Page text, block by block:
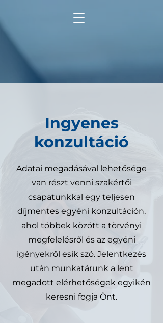
Ingyenes
konzultáció
Adatai megadásával lehetősége
van részt venni szakértői
csapatunkkal egy teljesen
díjmentes egyéni konzultáción,
ahol többek között a törvényi
megfelelésről és az egyéni
igényekről esik szó. Jelentkezés
után munkatárunk a lent
megadott elérhetőségek egyikén
keresni fogja Önt.